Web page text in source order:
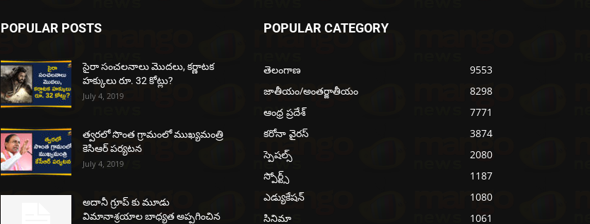
POPULAR POSTS
సైరా సంచలనాలు మొదలు, కర్ణాటక
హక్కులు రూ. 32 కోట్లు?
July 4, 2019
త్వరలో సొంత గ్రామంలో ముఖ్యమంత్రి
కెసిఆర్ పర్యటన
July 4, 2019
అదానీ గ్రూప్ కు మూడు
విమానాశ్రయాల బాధ్యత అప్పగించిన
POPULAR CATEGORY
తెలంగాణ
9553
జాతీయం/అంతర్జాతీయం
8298
ఆంధ్ర ప్రదేశ్
7771
కరోనా వైరస్
3874
స్పెషల్స్
2080
స్పోర్ట్స్
1187
ఎడ్యుకేషన్
1080
సినిమా
1061